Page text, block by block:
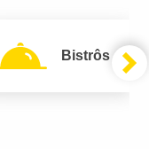
Bistrôs